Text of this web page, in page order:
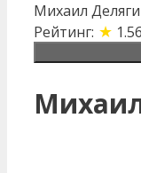
Михаил
Рейтинг: ★ 1.56